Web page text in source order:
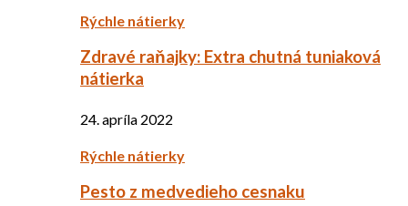
Rýchle nátierky
Zdravé raňajky: Extra chutná tuniaková
nátierka
24. apríla 2022
Rýchle nátierky
Pesto z medvedieho cesnaku